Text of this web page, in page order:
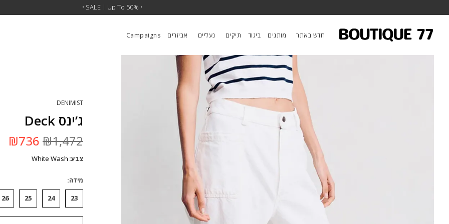
SALE | 30% OFF SITEWIDE
• SALE | Up To 50% •
חדש באתר מותגים ביגוד תיקים נעליים אביזרים Campaigns
ראשי / ביגוד / מכנסיים / ג’ינס Deck
DENIMIST
ג’ינס Deck
₪1,472 המחיר
המקורי
היה:
₪1,472.
₪736
צבע White Wash
מידה
23
24
25
26